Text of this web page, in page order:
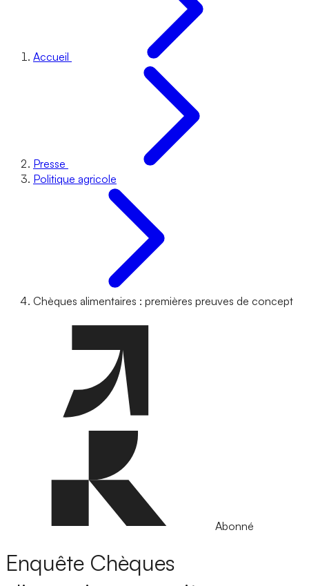
Accueil
Presse
Politique agricole
Chèques alimentaires : premières preuves de concept
Abonné
Enquête Chèques